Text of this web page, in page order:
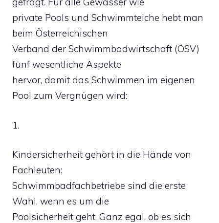
private Pools und Schwimmteiche hebt man
beim Österreichischen
Verband der Schwimmbadwirtschaft (ÖSV)
fünf wesentliche Aspekte
hervor, damit das Schwimmen im eigenen
Pool zum Vergnügen wird:
1.
Kindersicherheit gehört in die Hände von
Fachleuten:
Schwimmbadfachbetriebe sind die erste
Wahl, wenn es um die
Poolsicherheit geht. Ganz egal, ob es sich